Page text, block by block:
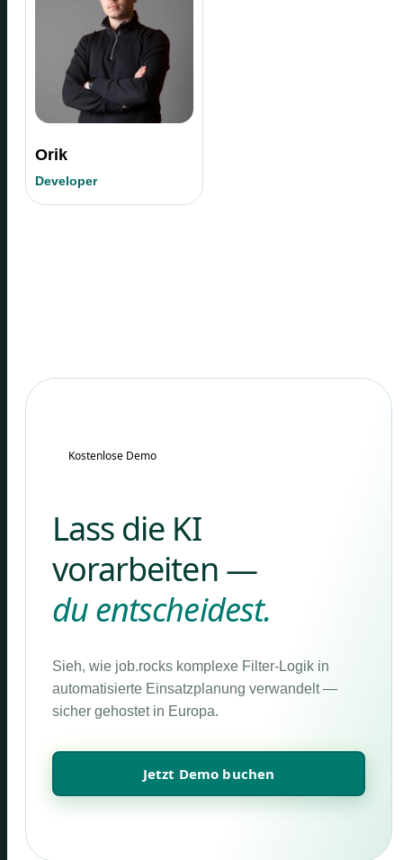
Orik
Developer
Kostenlose Demo
Lass die KI
vorarbeiten —
du entscheidest.
Sieh, wie job.rocks komplexe Filter-Logik in
automatisierte Einsatzplanung verwandelt —
sicher gehostet in Europa.
Jetzt Demo buchen